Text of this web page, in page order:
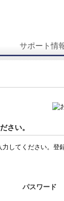
サポート情
さい。
してください。登
パスワード